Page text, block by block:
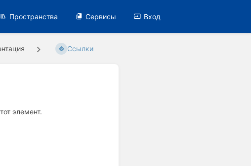
Пространства Сервисы Вход
Ссылки
элемент.